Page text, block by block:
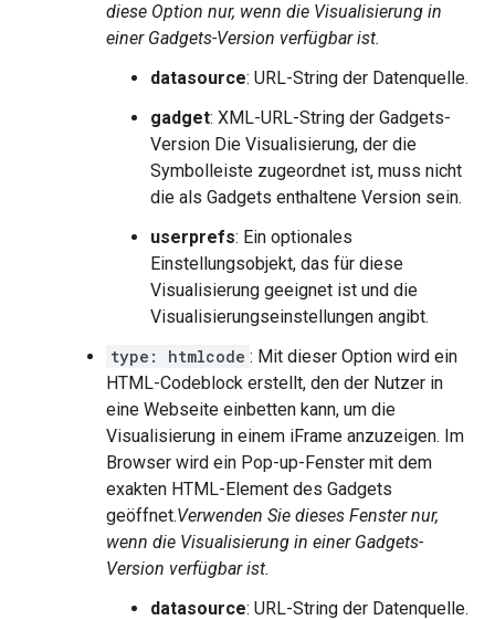
diese Option nur, wenn die Visualisierung in
einer Gadgets-Version verfügbar ist.
datasource: URL-String der Datenquelle.
gadget: XML-URL-String der Gadgets-
Version Die Visualisierung, der die
Symbolleiste zugeordnet ist, muss nicht
die als Gadgets enthaltene Version sein.
userprefs: Ein optionales
Einstellungsobjekt, das für diese
Visualisierung geeignet ist und die
Visualisierungseinstellungen angibt.
type: htmlcode : Mit dieser Option wird ein
HTML-Codeblock erstellt, den der Nutzer in
eine Webseite einbetten kann, um die
Visualisierung in einem iFrame anzuzeigen. Im
Browser wird ein Pop-up-Fenster mit dem
exakten HTML-Element des Gadgets
geöffnet.Verwenden Sie dieses Fenster nur,
wenn die Visualisierung in einer Gadgets-
Version verfügbar ist.
datasource: URL-String der Datenquelle.